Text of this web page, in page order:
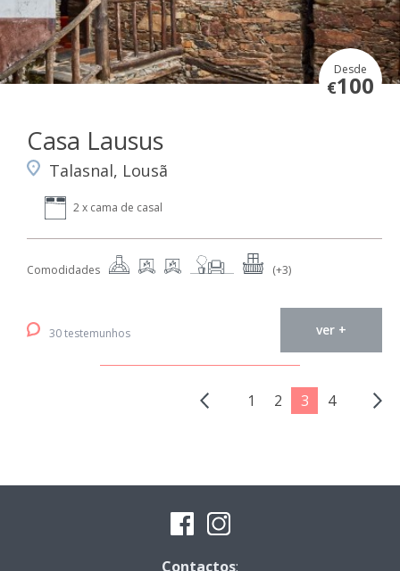
Desde
€100
Casa Lausus
Talasnal, Lousã
2 x cama de casal
Comodidades (+3)
30 testemunhos ver +
1 2 3 4
Contactos: